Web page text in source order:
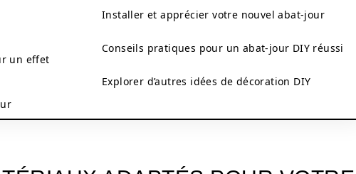
un effet
Installer et apprécier votre nouvel abat-jour
Conseils pratiques pour un abat-jour DIY réussi
Explorer d’autres idées de décoration DIY